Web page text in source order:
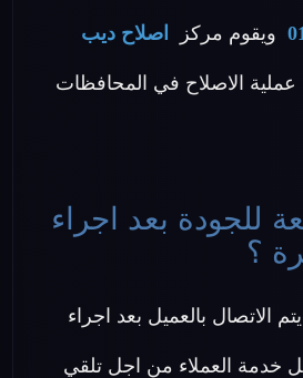
ويقوم مركز اصلاح ديب
عملية الاصلاح في المحافظات
للجودة بعد اجراء
؟
الاتصال بالعميل بعد اجراء
خدمة العملاء من اجل تلقي